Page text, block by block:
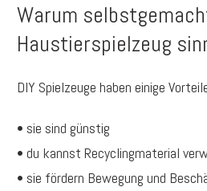
Warum
Haustierspielzeug
DIY Spielzeuge haben einige
• sie sind günstig
• du kannst Recyclingmaterial
• sie fördern Bewegung und